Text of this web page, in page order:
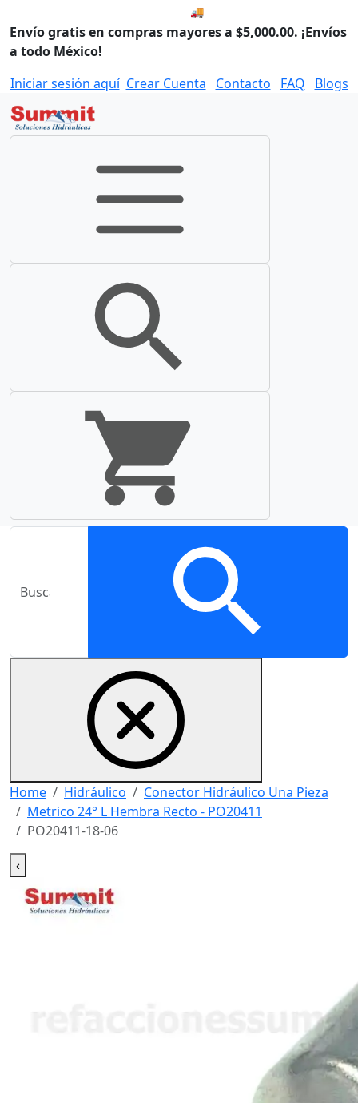
🚚 Envío el Martes, 11 de
Envío gratis en compras mayores a $5,000.00. ¡Envíos
a todo México!
Iniciar sesión aquí Crear Cuenta Contacto FAQ Blogs
Home Hidráulico
Conector Hidráulico Una Pieza
Metrico 24° L Hembra Recto - PO20411
PO20411-18-06
‹